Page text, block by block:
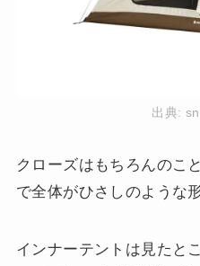
出典:
クローズはもちろんのこ
で全体がひさしのような
インナーテントは見たと